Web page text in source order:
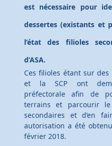
est nécessaire pour
dessertes (existants et
l’état des filioles
d’ASA.
Ces filioles étant sur des
et la SCP ont
préfectorale afin de
terrains et parcourir
secondaires et d’en
autorisation a été
février 2018.